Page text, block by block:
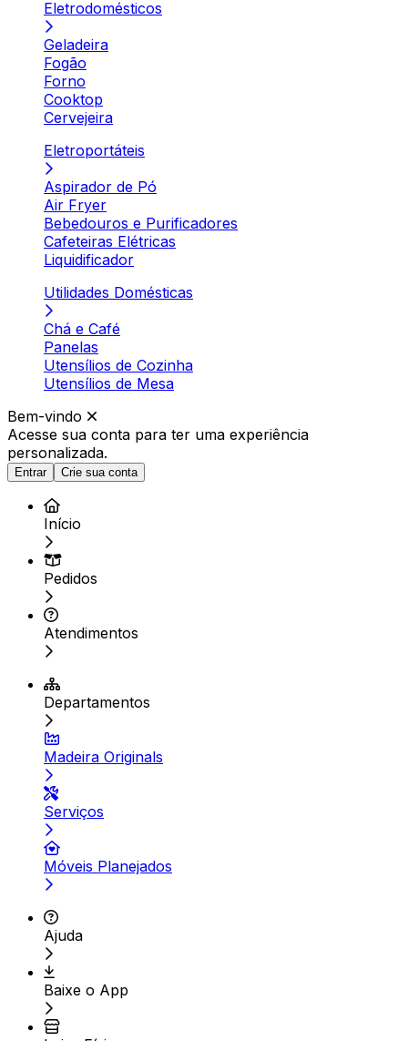
Eletrodomésticos
Geladeira
Fogão
Forno
Cooktop
Cervejeira
Eletroportáteis
Aspirador de Pó
Air Fryer
Bebedouros e Purificadores
Cafeteiras Elétricas
Liquidificador
Utilidades Domésticas
Chá e Café
Panelas
Utensílios de Cozinha
Utensílios de Mesa
Bem-vindo
Acesse sua conta para ter uma experiência
personalizada.
Entrar Crie sua conta
Início
Pedidos
Atendimentos
Departamentos
Madeira Originals
Serviços
Móveis Planejados
Ajuda
Baixe o App